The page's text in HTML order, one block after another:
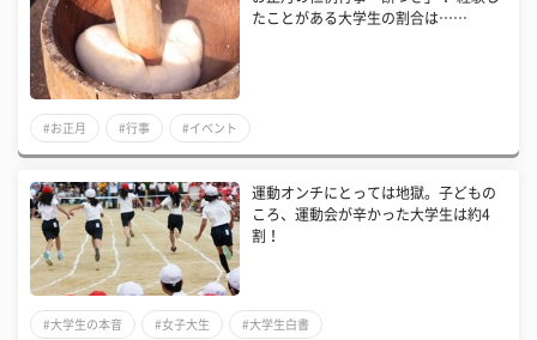
たことがある大学生の割合は……
#お正月 #行事 #イベント
運動オンチにとっては地獄。子どもの
ころ、運動会が辛かった大学生は約4
割！
#大学生の本音 #女子大生 #大学生白書